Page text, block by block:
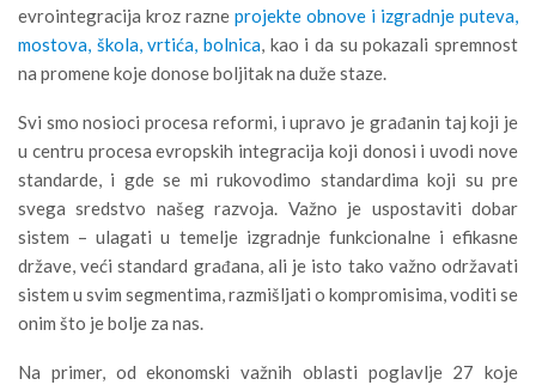
evrointegracija kroz razne projekte obnove i izgradnje puteva,
mostova, škola, vrtića, bolnica, kao i da su pokazali spremnost
na promene koje donose boljitak na duže staze.
Svi smo nosioci procesa reformi, i upravo je građanin taj koji je
u centru procesa evropskih integracija koji donosi i uvodi nove
standarde, i gde se mi rukovodimo standardima koji su pre
svega sredstvo našeg razvoja. Važno je uspostaviti dobar
sistem – ulagati u temelje izgradnje funkcionalne i efikasne
države, veći standard građana, ali je isto tako važno održavati
sistem u svim segmentima, razmišljati o kompromisima, voditi se
onim što je bolje za nas.
Na primer, od ekonomski važnih oblasti poglavlje 27 koje